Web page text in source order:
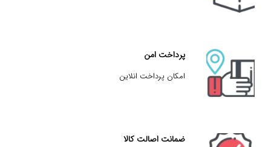
پرداخت امن
امکان پرداخت انلاین
ضمانت اصالت کالا